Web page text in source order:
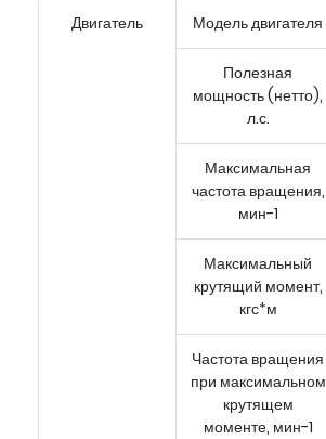
Двигатель Модель двигателя
Полезная
мощность (нетто),
л.с.
Максимальная
частота вращения,
мин-1
Максимальный
крутящий момент,
кгс*м
Частота вращения
при максимальном
крутящем
моменте, мин-1